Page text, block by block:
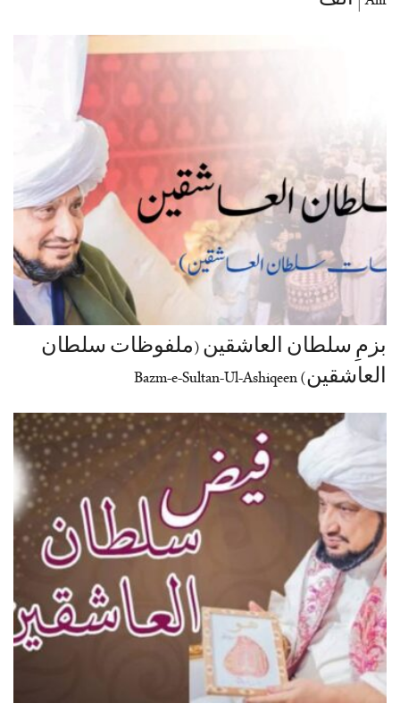
بزمِ سلطان العاشقین (ملفوظات سلطان
العاشقین) Bazm-e-Sultan-Ul-Ashiqeen